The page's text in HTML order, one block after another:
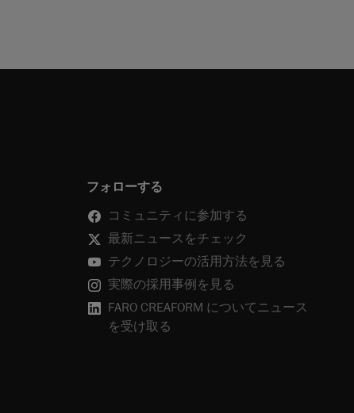
フォローする
コミュニティに参加する
最新ニュースをチェック
テクノロジーの活用方法を見る
実際の採用事例を見る
FARO CREAFORM についてニュース
を受け取る